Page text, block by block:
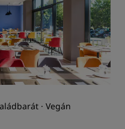
· Vegán